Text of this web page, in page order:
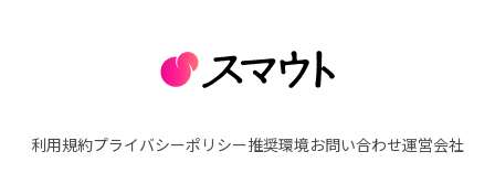
利用規約プライバシーポリシー推奨環境お問い合わせ運営会社